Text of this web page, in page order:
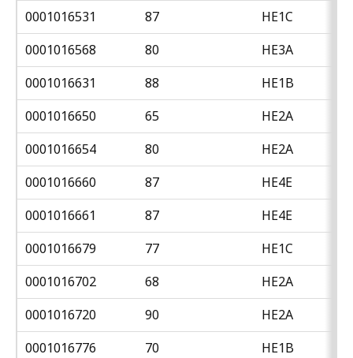
0001016531
87
HE1C
0001016568
80
HE3A
0001016631
88
HE1B
0001016650
65
HE2A
0001016654
80
HE2A
0001016660
87
HE4E
0001016661
87
HE4E
0001016679
77
HE1C
0001016702
68
HE2A
0001016720
90
HE2A
0001016776
70
HE1B